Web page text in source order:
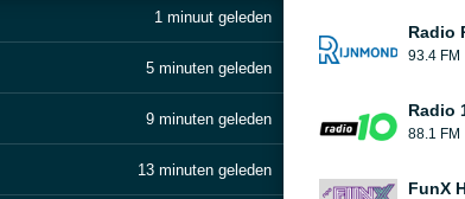
1 minuut geleden
5 minuten geleden
9 minuten geleden
13 minuten geleden
Radio
93.4 FM
Radio
88.1 FM
FunX